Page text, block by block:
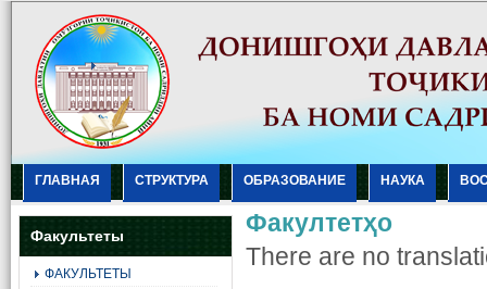
ГЛАВНАЯ СТРУКТУРА ОБРАЗОВАНИЕ НАУКА
Факультеты
ФАКУЛЬТЕТЫ
Факултетҳо
There are no